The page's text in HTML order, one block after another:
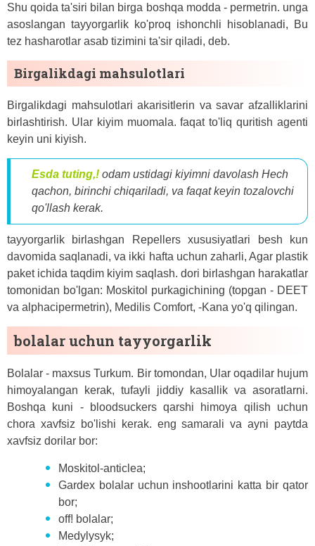
Shu qoida ta'siri bilan birga boshqa modda - permetrin. unga
asoslangan tayyorgarlik ko'proq ishonchli hisoblanadi, Bu
tez hasharotlar asab tizimini ta'sir qiladi, deb.
Birgalikdagi mahsulotlari
Birgalikdagi mahsulotlari akarisitlerin va savar afzalliklarini
birlashtirish. Ular kiyim muomala. faqat to'liq quritish agenti
keyin uni kiyish.
Esda tuting,! odam ustidagi kiyimni davolash Hech
qachon, birinchi chiqariladi, va faqat keyin tozalovchi
qo'llash kerak.
tayyorgarlik birlashgan Repellers xususiyatlari besh kun
davomida saqlanadi, va ikki hafta uchun zaharli, Agar plastik
paket ichida taqdim kiyim saqlash. dori birlashgan harakatlar
tomonidan bo'lgan: Moskitol purkagichining (topgan - DEET
va alphacipermetrin), Medilis Comfort, -Kana yo'q qilingan.
bolalar uchun tayyorgarlik
Bolalar - maxsus Turkum. Bir tomondan, Ular oqadilar hujum
himoyalangan kerak, tufayli jiddiy kasallik va asoratlarni.
Boshqa kuni - bloodsuckers qarshi himoya qilish uchun
chora xavfsiz bo'lishi kerak. eng samarali va ayni paytda
xavfsiz dorilar bor:
Moskitol-anticlea;
Gardex bolalar uchun inshootlarini katta bir qator
bor;
off! bolalar;
Medylysyk;